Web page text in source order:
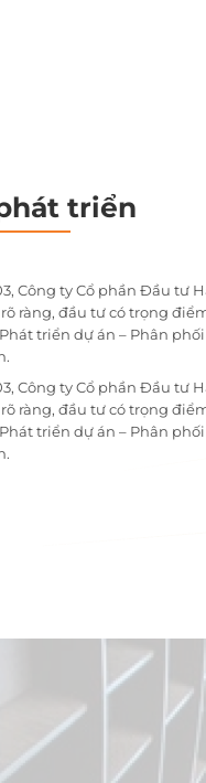
triển
Công ty Cổ phần Đầu tư
ràng, đầu tư có trọng
triển dự án – Phân
Công ty Cổ phần Đầu tư
ràng, đầu tư có trọng
triển dự án – Phân